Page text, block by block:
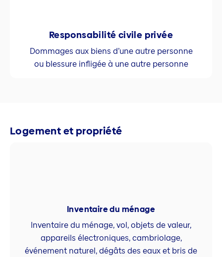
Responsabilité civile privée
Dommages aux biens d’une autre personne
ou blessure infligée à une autre personne
Logement et propriété
Inventaire du ménage
Inventaire du ménage, vol, objets de valeur,
appareils électroniques, cambriolage,
événement naturel, dégâts des eaux et bris de